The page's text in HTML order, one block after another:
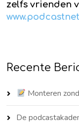
zelfs vrienden
Recente
Monteren
De